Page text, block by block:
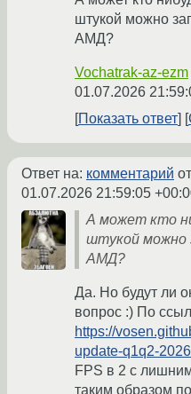
штукой можно
АМД?
Vochatrak-az-ezm
01.07.2026
Показать ответ
Ответ на: комментарий
01.07.2026 21:59:05
А может кто
штукой можно
АМД?
Да. Но будут ли
вопрос :) По
https://
update-q1q2-
FPS в 2 с
таким образом